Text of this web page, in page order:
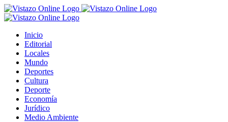
Saltar
al
Inicio
Editorial
Locales
Mundo
Deportes
Cultura
Deporte
Economía
Jurídico
Medio Ambiente